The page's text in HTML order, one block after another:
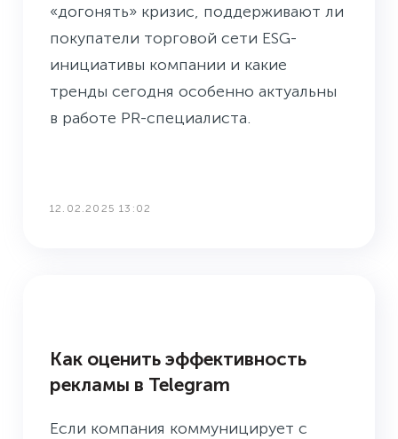
«догонять» кризис, поддерживают ли
покупатели торговой сети ESG-
инициативы компании и какие
тренды сегодня особенно актуальны
в работе PR-специалиста.
12.02.2025 13:02
Как оценить эффективность
рекламы в Telegram
Если компания коммуницирует с